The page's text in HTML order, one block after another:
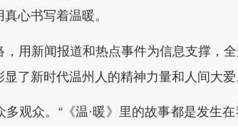
心书写着温暖。
新闻报道和热点事件为信息支撑，全
了新时代温州人的精神力量和人间大爱
众。“《温·暖》里的故事都是发生在